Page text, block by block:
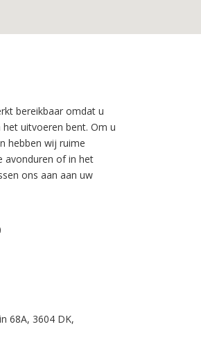
bereikbaar omdat u
uitvoeren bent. Om u
hebben wij ruime
avonduren of in het
ons aan aan uw
68A, 3604 DK,